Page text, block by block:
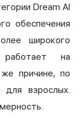
Dream AI
обеспечения
широкого
на
причине, по
взрослых.